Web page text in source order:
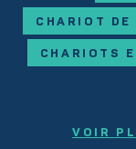
CHARIOT
CHARIOTS
VOIR